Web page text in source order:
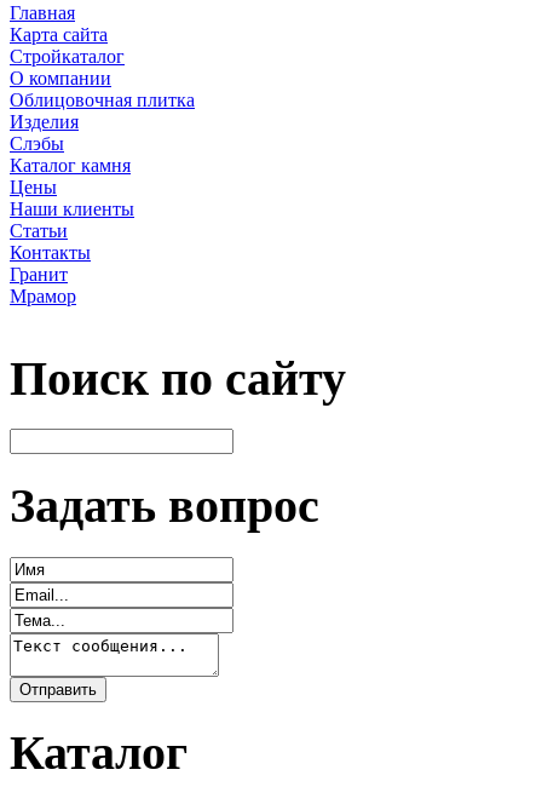
Главная
Карта сайта
Стройкаталог
О компании
Облицовочная плитка
Изделия
Слэбы
Каталог камня
Цены
Наши клиенты
Статьи
Контакты
Гранит
Мрамор
Поиск по сайту
Задать вопрос
Каталог